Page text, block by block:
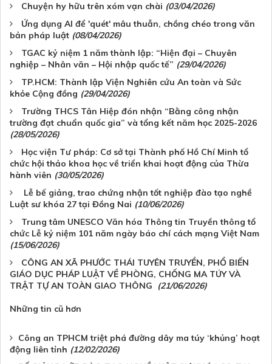
Chuyện hy hữu trên xóm vạn chài (03/04/2026)
Ứng dụng AI để 'quét' mâu thuẫn, chồng chéo trong văn
bản pháp luật (08/04/2026)
TGAC kỷ niệm 1 năm thành lập: “Hiện đại – Chuyên
nghiệp – Nhân văn – Hội nhập quốc tế” (29/04/2026)
TP.HCM: Thành lập Viện Nghiên cứu An toàn và Sức
khỏe Cộng đồng (29/04/2026)
Trường THCS Tân Hiệp đón nhận “Bằng công nhận
trường đạt chuẩn quốc gia” và tổng kết năm học 2025-2026
(28/05/2026)
Học viện Tư pháp: Cơ sở tại Thành phố Hồ Chí Minh tổ
chức hội thảo khoa học về triển khai hoạt động của Thừa
hành viên (30/05/2026)
Lễ bế giảng, trao chứng nhận tốt nghiệp đào tạo nghề
Luật sư khóa 27 tại Đồng Nai (10/06/2026)
Trung tâm UNESCO Văn hóa Thông tin Truyền thông tổ
chức Lễ kỷ niệm 101 năm ngày báo chí cách mạng Việt Nam
(15/06/2026)
CÔNG AN XÃ PHƯỚC THÁI TUYÊN TRUYỀN, PHỔ BIẾN
GIÁO DỤC PHÁP LUẬT VỀ PHÒNG, CHỐNG MA TÚY VÀ
TRẬT TỰ AN TOÀN GIAO THÔNG
(21/06/2026)
Những tin cũ hơn
Công an TPHCM triệt phá đường dây ma túy ‘khủng’ hoạt
động liên tỉnh (12/02/2026)